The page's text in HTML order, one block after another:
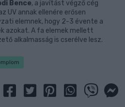
Bence, a javítást végző cég
UV annak ellenére erősen
elemnek, hogy 2-3 évente a
azokat. A fa elemek mellett
alkalmasság is cserélve lesz.